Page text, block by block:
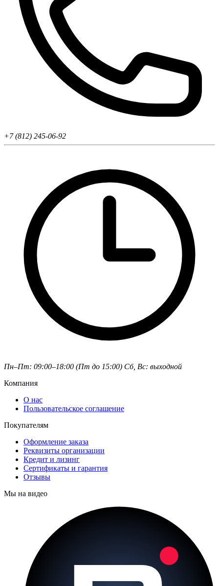
+7 (812) 245-06-92
Пн–Пт: 09:00–18:00 (Пт до 15:00) Сб, Вс: выходной
Компания
О нас
Пользовательское соглашение
Покупателям
Оформление заказа
Реквизиты организации
Кредит и лизинг
Сертификаты и гарантия
Отзывы
Мы на видео